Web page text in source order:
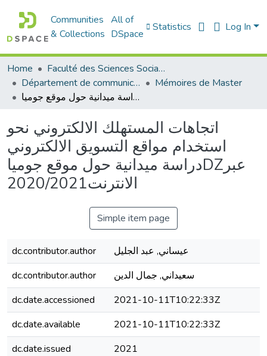
Communities
& Collections
All of
DSpace
Statistics Log In
Home
Faculté des Sciences Sociales
Département de communication
Mémoires de Master
اتجاهات المستهلك الالكتروني نحو استخدام مواقع التسويق الالكتروني دراسة ميدانية حول موقع جومياDZعبر الانترنت2020/2021
اتجاهات المستهلك الالكتروني نحو
استخدام مواقع التسويق الالكتروني
دراسة ميدانية حول موقع جومياDZعبر
الانترنت2020/2021
Simple item page
dc.contributor.author
عيساني, عبد الجليل
dc.contributor.author
سعيداني, جمال الدين
dc.date.accessioned
2021-10-11T10:22:33Z
dc.date.available
2021-10-11T10:22:33Z
dc.date.issued
2021